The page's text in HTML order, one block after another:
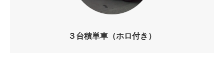
３台積単車（ホロ付き）